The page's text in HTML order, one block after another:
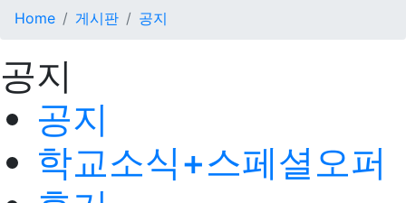
Home 게시판 공지
공지
공지
학교소식+스페셜오퍼